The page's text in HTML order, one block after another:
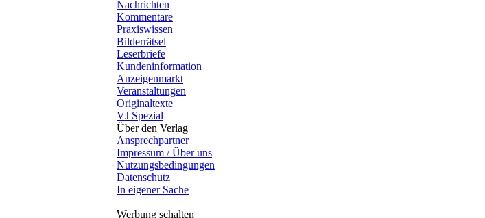
Nachrichten
Kommentare
Praxiswissen
Bilderrätsel
Leserbriefe
Kundeninformation
Anzeigenmarkt
Veranstaltungen
Originaltexte
VJ Spezial
Über den Verlag
Ansprechpartner
Impressum / Über uns
Nutzungsbedingungen
Datenschutz
In eigener Sache
Werbung schalten